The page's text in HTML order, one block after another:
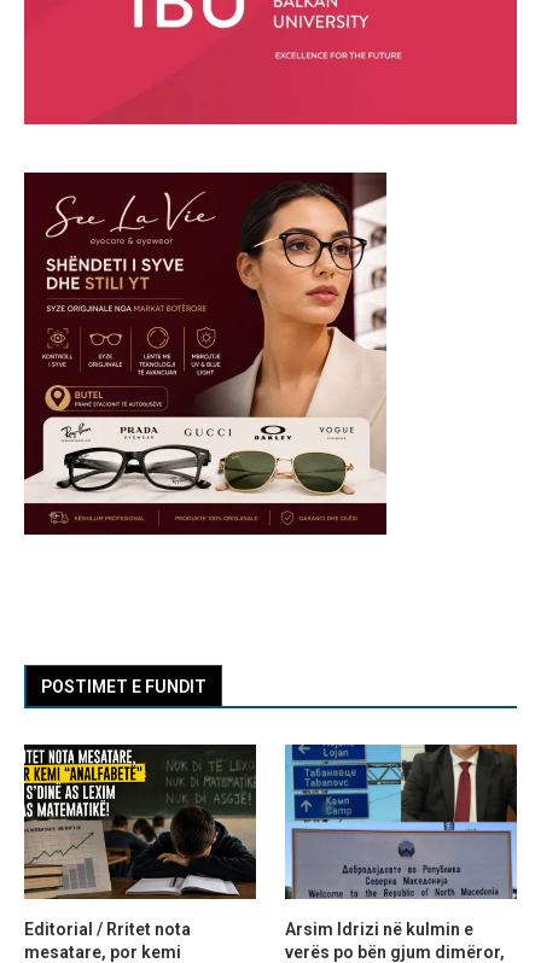
POSTIMET E FUNDIT
Editorial / Rritet nota
mesatare, por kemi
Arsim Idrizi në kulmin e
verës po bën gjum dimëror,